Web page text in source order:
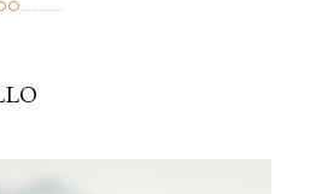
Sin embargo, cuidarse no tiene
al horno van a cambiar
ver las legumbres. Olvídate de
esta receta simple pero